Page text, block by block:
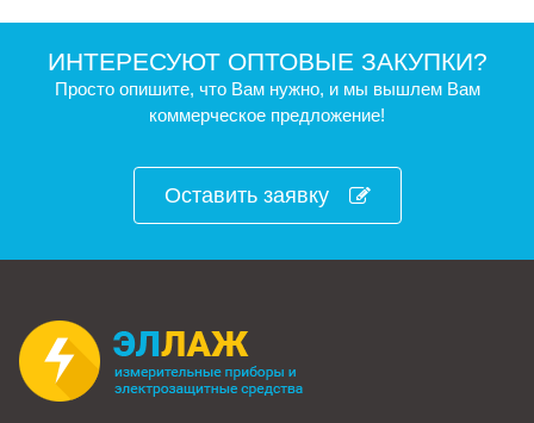
ИНТЕРЕСУЮТ ОПТОВЫЕ ЗАКУПКИ?
Просто опишите, что Вам нужно, и мы вышлем Вам
коммерческое предложение!
Оставить заявку